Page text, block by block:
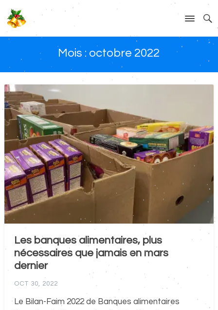
Mois : octobre 2022
Les banques alimentaires, plus
nécessaires que jamais en mars
dernier
OCT 30, 2022
Le Bilan-Faim 2022 de Banques alimentaires